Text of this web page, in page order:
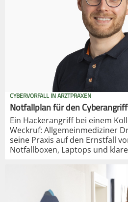
CYBERVORFALL IN ARZTPRAXEN
Notfallplan für den Cyberangriff
Ein Hackerangriff bei einem
Weckruf: Allgemeinmediziner
seine Praxis auf den Ernstfall
Notfallboxen, Laptops und